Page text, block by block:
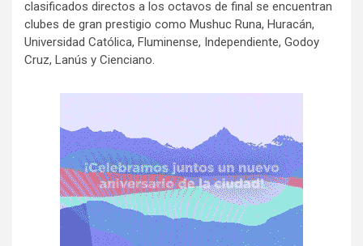
clasificados directos a los octavos de final se encuentran
clubes de gran prestigio como Mushuc Runa, Huracán,
Universidad Católica, Fluminense, Independiente, Godoy
Cruz, Lanús y Cienciano.